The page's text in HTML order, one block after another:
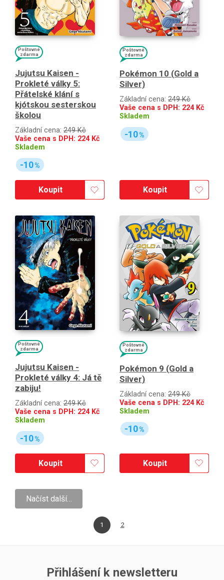
Poštovné
zdarma
Jujutsu Kaisen -
Prokleté války 5:
Přátelské klání s
kjótskou sesterskou
školou
Základní cena: 249 Kč
Vaše cena s DPH: 224Kč
Skladem
-10%
Koupit
Poštovné
zdarma
Pokémon 10 (Gold a
Silver)
Základní cena: 249 Kč
Vaše cena s DPH: 224Kč
Skladem
-10%
Koupit
Poštovné
zdarma
Jujutsu Kaisen -
Prokleté války 4: Já tě
zabiju!
Základní cena: 249 Kč
Vaše cena s DPH: 224Kč
Skladem
-10%
Koupit
Poštovné
zdarma
Pokémon 9 (Gold a
Silver)
Základní cena: 249 Kč
Vaše cena s DPH: 224Kč
Skladem
-10%
Koupit
Načíst další…
1 2
Přihlášení k newsletteru